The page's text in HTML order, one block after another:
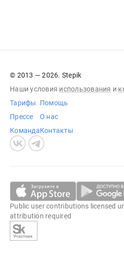
© 2013 — 2026. Stepik
Наши условия использования и
Тарифы
Прессе
Команда
Помощь
О нас
Контакты
Public user contributions licensed
attribution required